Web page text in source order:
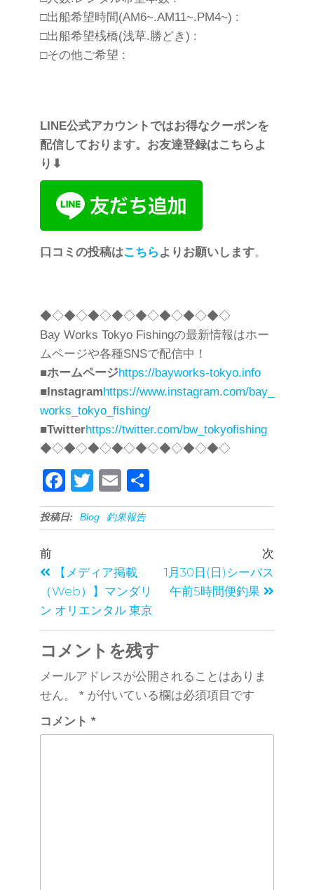
□出船希望時間(AM6~.AM11~.PM4~) :
□出船希望桟橋(浅草.勝どき) :
□その他ご希望 :
LINE公式アカウントではお得なクーポンを
配信しております。お友達登録はこちらよ
り⬇︎
口コミの投稿はこちら よりお願いします。
◆◇◆◇◆◇◆◇◆◇◆◇◆◇◆◇
Bay Works Tokyo Fishingの最新情報はホー
ムページや各種SNSで配信中！
■ホームページhttps://bayworks-tokyo.info
■Instagramhttps://www.instagram.com/bay_
works_tokyo_fishing/
■Twitterhttps://twitter.com/bw_tokyofishing
◆◇◆◇◆◇◆◇◆◇◆◇◆◇◆◇
F
a
c
b
o
o
k
T
wi
tt
E
m
ail
有
投稿日: Blog 釣果報告
前
【メディア掲載
（Web）】マンダリ
ン オリエンタル 東京
次
1月30日(日)シーバス
午前5時間便釣果
コメントを残す
メールアドレスが公開されることはありま
せん。
*が付いている欄は必須項目です
コメント *